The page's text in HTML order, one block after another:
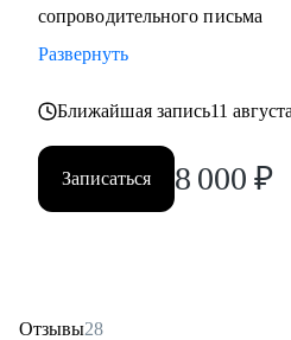
сопроводительного письма
Развернуть
Ближайшая запись11
Записаться 8 000 ₽
Отзывы28